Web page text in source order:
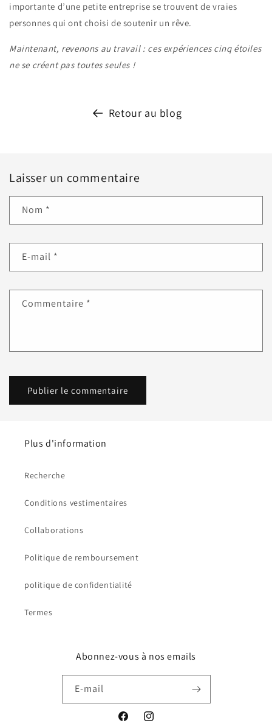
importante d’une petite entreprise se trouvent de vraies
personnes qui ont choisi de soutenir un rêve.
Maintenant, revenons au travail : ces expériences cinq étoiles
ne se créent pas toutes seules !
Retour au blog
Laisser un commentaire
Nom *
E-mail *
Commentaire *
Plus d'information
Recherche
Conditions vestimentaires
Collaborations
Politique de remboursement
politique de confidentialité
Termes
Abonnez-vous à nos emails
E-mail
FacebookInstagram